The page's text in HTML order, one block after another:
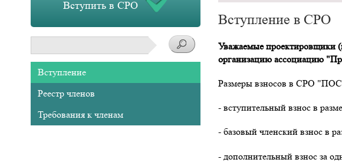
Вступить в СРО
Подменю
основная
навигация
Вступление
Реестр членов
Требования к членам
навигации
Вступление в СРО
Уважаемые проектировщики
организацию ассоциацию
Размеры взносов в СРО
- вступительный взнос в
- базовый членский взнос в
- дополнительный взнос за